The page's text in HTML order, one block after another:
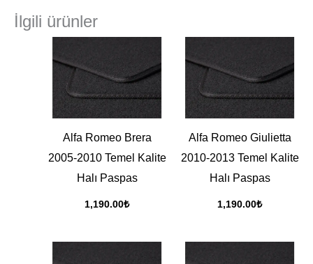
İlgili ürünler
Alfa Romeo Brera
2005-2010 Temel Kalite
Halı Paspas
1,190.00₺
Alfa Romeo Giulietta
2010-2013 Temel Kalite
Halı Paspas
1,190.00₺